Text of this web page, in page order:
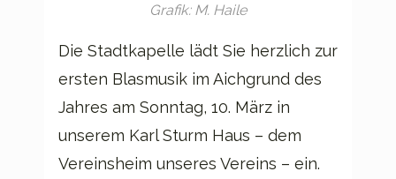
Grafik: M. Haile
Die Stadtkapelle lädt Sie herzlich zur
ersten Blasmusik im Aichgrund des
Jahres am Sonntag, 10. März in
unserem Karl Sturm Haus – dem
Vereinsheim unseres Vereins – ein.